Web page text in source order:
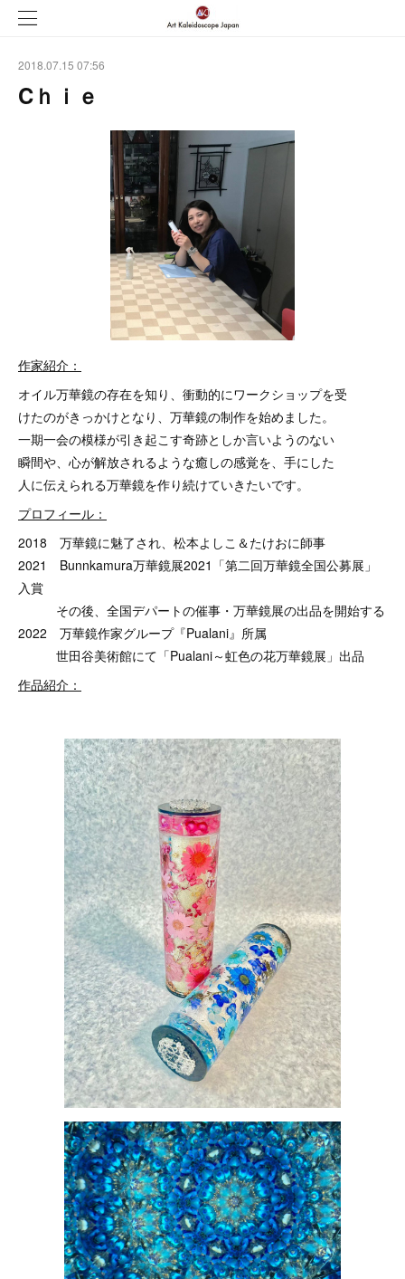
2018.07.15 07:56
Cｈｉｅ
作家紹介：
オイル万華鏡の存在を知り、衝動的にワークショップを受
けたのがきっかけとなり、万華鏡の制作を始めました。
⼀期⼀会の模様が引き起こす奇跡としか⾔いようのない
瞬間や、⼼が解放されるような癒しの感覚を、⼿にした
⼈に伝えられる万華鏡を作り続けていきたいです。
プロフィール：
2018 万華鏡に魅了され、松本よしこ＆たけおに師事
2021 Bunnkamura万華鏡展2021「第二回万華鏡全国公募展」
入賞
その後、全国デパートの催事・万華鏡展の出品を開始する
2022 万華鏡作家グループ『Pualani』所属
世田谷美術館にて「Pualani～虹色の花万華鏡展」出品
作品紹介：